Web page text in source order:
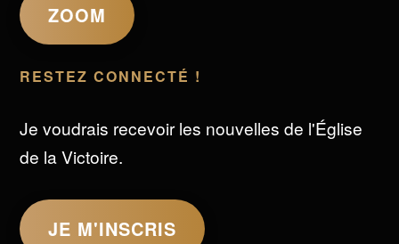
ZOOM
RESTEZ CONNECTÉ !
Je voudrais recevoir les nouvelles de l'Église
de la Victoire.
JE M'INSCRIS